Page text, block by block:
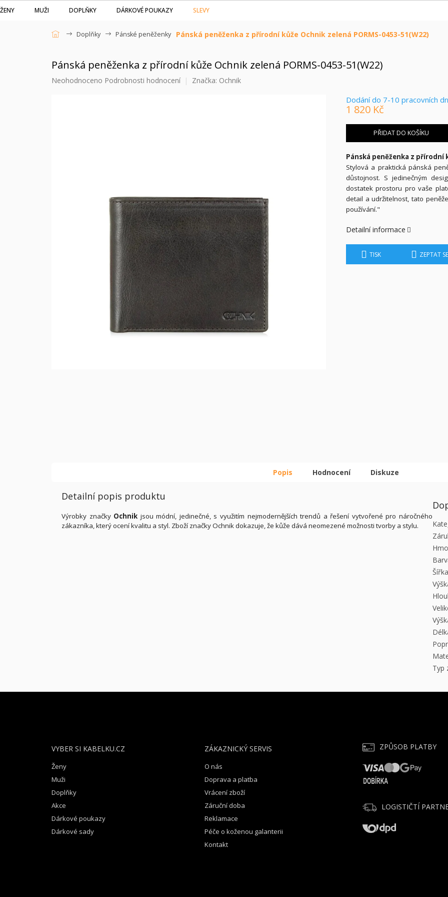
Přejít
na
ŽENY MUŽI DOPLŇKY DÁRKOVÉ POUKAZY SLEVY
Doplňky Pánské peněženky Pánská peněženka z přírodní kůže Ochnik zelená PORMS-0453-51(W22)
Pánská peněženka z přírodní kůže Ochnik zelená PORMS-0453-51(W22)
Průměrné
Neohodnoceno Podrobnosti hodnocení Značka: Ochnik
1 820 Kč
cena:
Dodání do 7-10 pracovních
PŘIDAT DO KOŠÍKU
Pánská peněženka z přírodní
Stylová a praktická pánská
důstojnost. S jedinečným
dostatek prostoru pro vaše
detail a udržitelnost, tato
používání."
Detailní informace
TISK ZEPTAT SE
Popis Hodnocení Diskuze
Detailní popis produktu
Výrobky značky Ochnik jsou módní, jedinečné, s využitím nejmodernějších trendů a řešení vytvořené pro náročného
zákazníka, který ocení kvalitu a styl. Zboží značky Ochnik dokazuje, že kůže dává neomezené možnosti tvorby a stylu.
Šířka
Typ
VYBER SI KABELKU.CZ
Ženy
Muži
Doplňky
Akce
Dárkové poukazy
Dárkové sady
ZÁKAZNICKÝ SERVIS
O nás
Doprava a platba
Vrácení zboží
Záruční doba
Reklamace
Péče o koženou galanterii
Kontakt
ZPŮSOB PLATBY
LOGISTIČTÍ